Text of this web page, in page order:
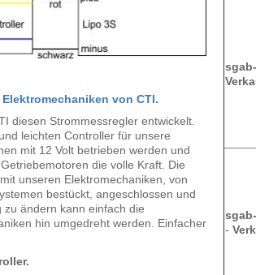
von CTI.
diesen Strommessregler entwickelt.
leichten Controller für unsere
mit 12 Volt betrieben werden und
die volle Kraft. Die
unseren Elektromechaniken, von
bestückt, angeschlossen und
ändern kann einfach die
hin umgedreht werden. Einfacher
-